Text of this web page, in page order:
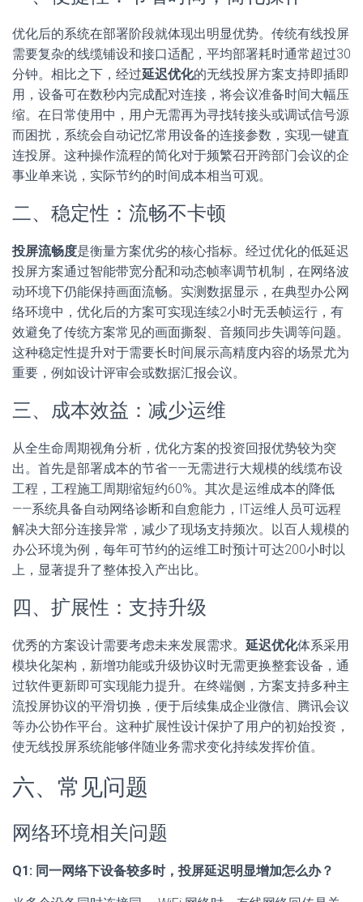
优化后的系统在部署阶段就体现出明显优势。传统有线投屏
需要复杂的线缆铺设和接口适配，平均部署耗时通常超过30
分钟。相比之下，经过延迟优化的无线投屏方案支持即插即
用，设备可在数秒内完成配对连接，将会议准备时间大幅压
缩。在日常使用中，用户无需再为寻找转接头或调试信号源
而困扰，系统会自动记忆常用设备的连接参数，实现一键直
连投屏。这种操作流程的简化对于频繁召开跨部门会议的企
事业单来说，实际节约的时间成本相当可观。
二、稳定性：流畅不卡顿
投屏流畅度是衡量方案优劣的核心指标。经过优化的低延迟
投屏方案通过智能带宽分配和动态帧率调节机制，在网络波
动环境下仍能保持画面流畅。实测数据显示，在典型办公网
络环境中，优化后的方案可实现连续2小时无丢帧运行，有
效避免了传统方案常见的画面撕裂、音频同步失调等问题。
这种稳定性提升对于需要长时间展示高精度内容的场景尤为
重要，例如设计评审会或数据汇报会议。
三、成本效益：减少运维
从全生命周期视角分析，优化方案的投资回报优势较为突
出。首先是部署成本的节省——无需进行大规模的线缆布设
工程，工程施工周期缩短约60%。其次是运维成本的降低
——系统具备自动网络诊断和自愈能力，IT运维人员可远程
解决大部分连接异常，减少了现场支持频次。以百人规模的
办公环境为例，每年可节约的运维工时预计可达200小时以
上，显著提升了整体投入产出比。
四、扩展性：支持升级
优秀的方案设计需要考虑未来发展需求。 延迟优化体系采用
模块化架构，新增功能或升级协议时无需更换整套设备，通
过软件更新即可实现能力提升。在终端侧，方案支持多种主
流投屏协议的平滑切换，便于后续集成企业微信、腾讯会议
等办公协作平台。这种扩展性设计保护了用户的初始投资，
使无线投屏系统能够伴随业务需求变化持续发挥价值。
六、常见问题
网络环境相关问题
Q1: 同一网络下设备较多时，投屏延迟明显增加怎么办？